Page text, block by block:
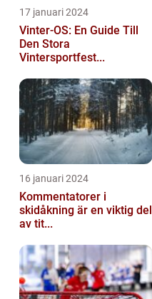
17 januari 2024
Vinter-OS: En Guide Till
Den Stora
Vintersportfest...
16 januari 2024
Kommentatorer i
skidåkning är en viktig del
av tit...